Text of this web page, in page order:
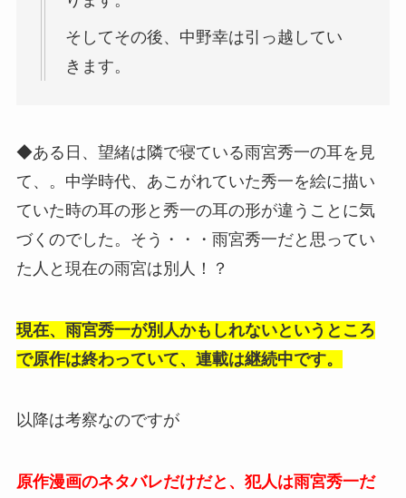
そしてその後、中野幸は引っ越してい
きます。
◆ある日、望緒は隣で寝ている雨宮秀一の耳を見
て、。中学時代、あこがれていた秀一を絵に描い
ていた時の耳の形と秀一の耳の形が違うことに気
づくのでした。そう・・・雨宮秀一だと思ってい
た人と現在の雨宮は別人！？
現在、雨宮秀一が別人かもしれないというところ
で原作は終わっていて、連載は継続中です。
以降は考察なのですが
原作漫画のネタバレだけだと、犯人は雨宮秀一だ